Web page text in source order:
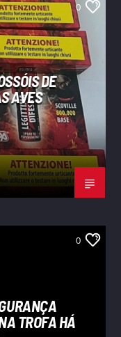
0
DE
AVES
0
TROFA HÁ